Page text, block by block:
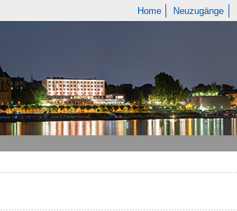
Home Neuzugänge